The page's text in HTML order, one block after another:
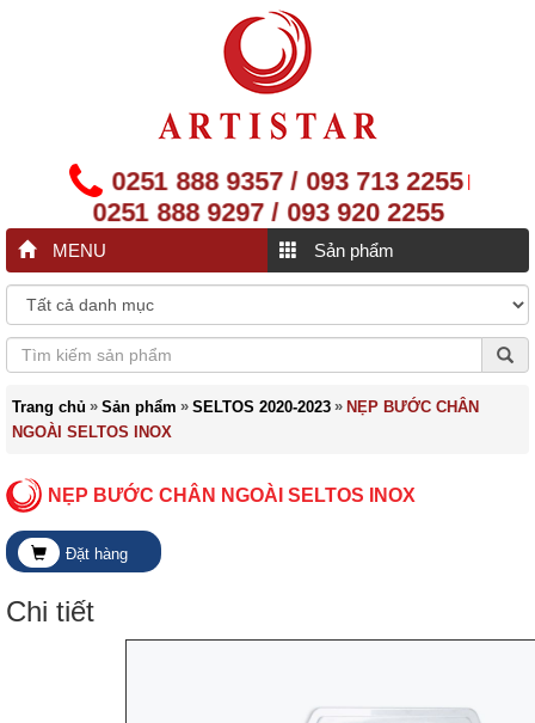
0251 888 9357 / 093 713 2255|
0251 888 9297 / 093 920 2255
MENU Sản phẩm
Trang chủ » Sản phẩm » SELTOS 2020-2023 » NẸP BƯỚC CHÂN
NGOÀI SELTOS INOX
NẸP BƯỚC CHÂN NGOÀI SELTOS INOX
Đặt hàng
Chi tiết